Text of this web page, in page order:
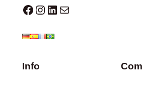
Dogo facebook InstagramLinkedIn Mail
Info